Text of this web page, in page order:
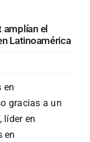
amplían el
Latinoamérica
en
gracias a un
líder en
en